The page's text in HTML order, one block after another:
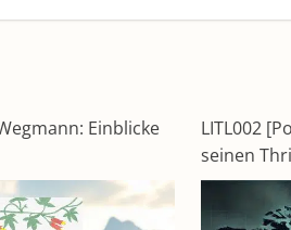
Einblicke
LITL002
seinen